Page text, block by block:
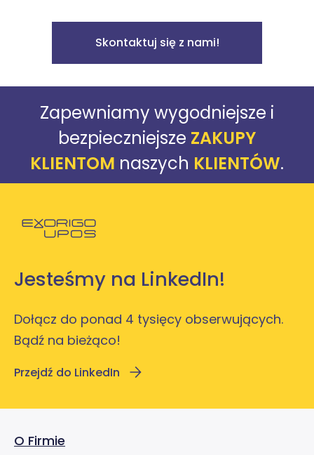
Skontaktuj się z nami!
Zapewniamy wygodniejsze i
bezpieczniejsze ZAKUPY
KLIENTOM naszych KLIENTÓW.
Jesteśmy na LinkedIn!
Dołącz do ponad 4 tysięcy obserwujących.
Bądź na bieżąco!
Przejdź do LinkedIn
O Firmie